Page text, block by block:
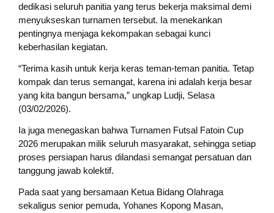
dedikasi seluruh panitia yang terus bekerja maksimal demi
menyukseskan turnamen tersebut. Ia menekankan
pentingnya menjaga kekompakan sebagai kunci
keberhasilan kegiatan.
“Terima kasih untuk kerja keras teman-teman panitia. Tetap
kompak dan terus semangat, karena ini adalah kerja besar
yang kita bangun bersama,” ungkap Ludji, Selasa
(03/02/2026).
Ia juga menegaskan bahwa Turnamen Futsal Fatoin Cup
2026 merupakan milik seluruh masyarakat, sehingga setiap
proses persiapan harus dilandasi semangat persatuan dan
tanggung jawab kolektif.
Pada saat yang bersamaan Ketua Bidang Olahraga
sekaligus senior pemuda, Yohanes Kopong Masan,